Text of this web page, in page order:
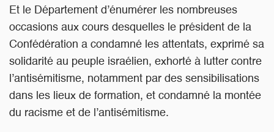
Et le Département d’énumérer les nombreuses
occasions aux cours desquelles le président de la
Confédération a condamné les attentats, exprimé sa
solidarité au peuple israélien, exhorté à lutter contre
l’antisémitisme, notamment par des sensibilisations
dans les lieux de formation, et condamné la montée
du racisme et de l’antisémitisme.